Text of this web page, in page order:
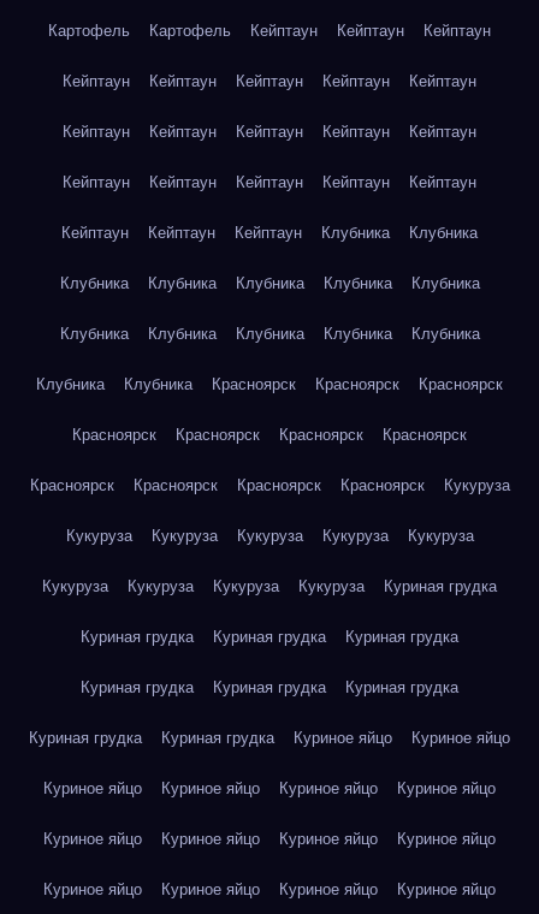
Картофель Картофель Кейптаун Кейптаун Кейптаун
Кейптаун Кейптаун Кейптаун Кейптаун Кейптаун
Кейптаун Кейптаун Кейптаун Кейптаун Кейптаун
Кейптаун Кейптаун Кейптаун Кейптаун Кейптаун
Кейптаун Кейптаун Кейптаун Клубника Клубника
Клубника Клубника Клубника Клубника Клубника
Клубника Клубника Клубника Клубника Клубника
Клубника Клубника Красноярск Красноярск Красноярск
Красноярск Красноярск Красноярск Красноярск
Красноярск Красноярск Красноярск Красноярск Кукуруза
Кукуруза Кукуруза Кукуруза Кукуруза Кукуруза
Кукуруза Кукуруза Кукуруза Кукуруза Куриная грудка
Куриная грудка Куриная грудка Куриная грудка
Куриная грудка Куриная грудка Куриная грудка
Куриная грудка Куриная грудка Куриное яйцо Куриное яйцо
Куриное яйцо Куриное яйцо Куриное яйцо Куриное яйцо
Куриное яйцо Куриное яйцо Куриное яйцо Куриное яйцо
Куриное яйцо Куриное яйцо Куриное яйцо Куриное яйцо